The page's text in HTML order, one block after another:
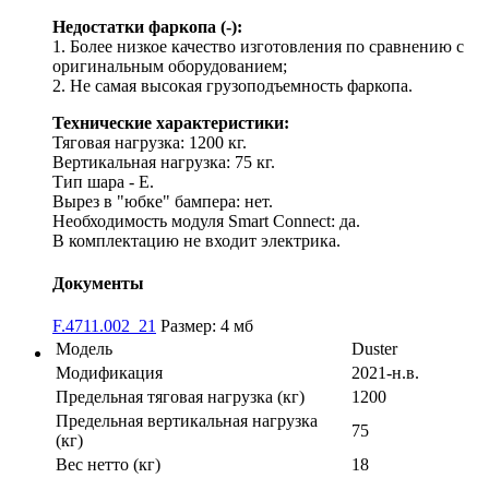
Недостатки фаркопа (-):
1. Более низкое качество изготовления по сравнению с
оригинальным оборудованием;
2. Не самая высокая грузоподъемность фаркопа.
Технические характеристики:
Тяговая нагрузка: 1200 кг.
Вертикальная нагрузка: 75 кг.
Тип шара - E.
Вырез в "юбке" бампера: нет.
Необходимость модуля Smart Connect: да.
В комплектацию не входит электрика.
Документы
F.4711.002_21 Размер: 4 мб
Модель
Duster
Модификация
2021-н.в.
Предельная тяговая нагрузка (кг)
1200
Предельная вертикальная нагрузка
(кг)
75
Вес нетто (кг)
18